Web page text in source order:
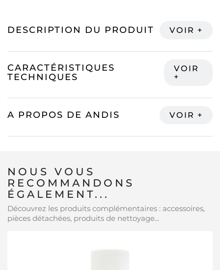
DESCRIPTION DU PRODUIT
CARACTÉRISTIQUES
TECHNIQUES
A PROPOS DE ANDIS
NOUS VOUS
RECOMMANDONS
ÉGALEMENT...
Découvrez les produits complémentaires : accessoires,
pièces détachées, produits de nettoyage...